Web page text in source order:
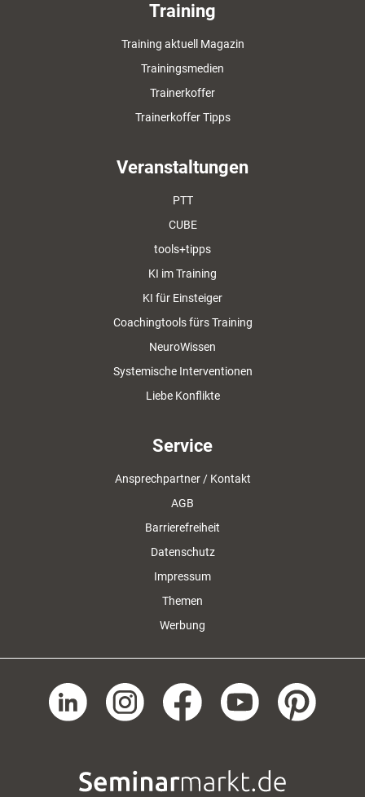
Training
Training aktuell Magazin
Trainingsmedien
Trainerkoffer
Trainerkoffer Tipps
Veranstaltungen
PTT
CUBE
tools+tipps
KI im Training
KI für Einsteiger
Coachingtools fürs Training
NeuroWissen
Systemische Interventionen
Liebe Konflikte
Service
Ansprechpartner / Kontakt
AGB
Barrierefreiheit
Datenschutz
Impressum
Themen
Werbung